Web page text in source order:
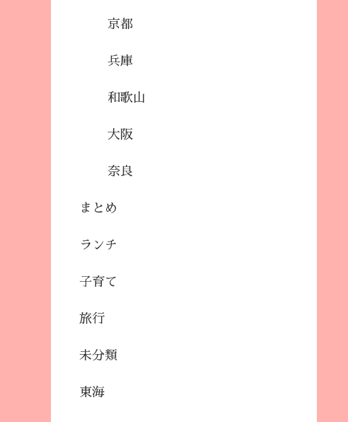
京都
兵庫
和歌山
大阪
奈良
まとめ
ランチ
子育て
旅行
未分類
東海